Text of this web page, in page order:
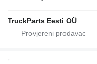
TruckParts Eesti OÜ